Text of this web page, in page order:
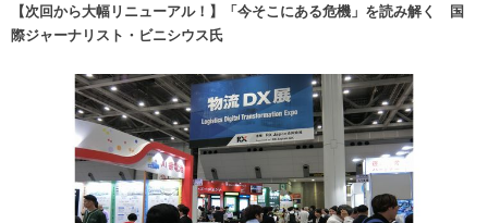
【次回から大幅リニューアル！】「今そこにある危機」を読み解く 国
際ジャーナリスト・ビニシウス氏